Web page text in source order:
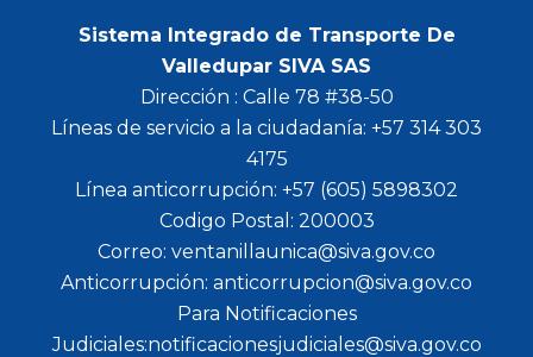
Sistema Integrado de Transporte De
Valledupar SIVA SAS
Dirección : Calle 78 #38-50
Líneas de servicio a la ciudadanía: +57 314 303
4175
Línea anticorrupción: +57 (605) 5898302
Codigo Postal: 200003
Correo: ventanillaunica@siva.gov.co
Anticorrupción: anticorrupcion@siva.gov.co
Para Notificaciones
Judiciales:notificacionesjudiciales@siva.gov.co